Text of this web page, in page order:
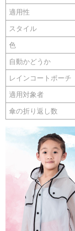
適用性
スタイル
色
自動かどうか
レインコートポーチ
適用対象者
傘の折り返し数